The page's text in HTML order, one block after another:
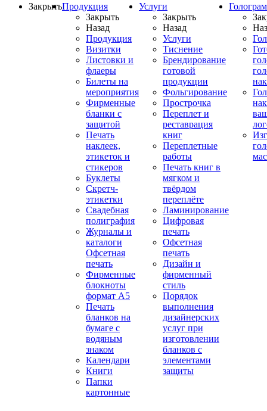
ЗакрытьПродукция
Закрыть
Назад
Продукция
Визитки
Листовки и
флаеры
Билеты на
мероприятия
Фирменные
бланки с
защитой
Печать
наклеек,
этикеток и
стикеров
Буклеты
Скретч-
этикетки
Свадебная
полиграфия
Журналы и
каталоги
Офсетная
печать
Фирменные
блокноты
формат А5
Печать
бланков на
бумаге с
водяным
знаком
Календари
Книги
Папки
картонные
Услуги
Закрыть
Назад
Услуги
Тиснение
Брендирование
готовой
продукции
Фольгирование
Прострочка
Переплет и
реставрация
книг
Переплетные
работы
Печать книг в
мягком и
твёрдом
переплёте
Ламинирование
Цифровая
печать
Офсетная
печать
Дизайн и
фирменный
стиль
Порядок
выполнения
дизайнерских
услуг при
изготовлении
бланков с
элементами
защиты